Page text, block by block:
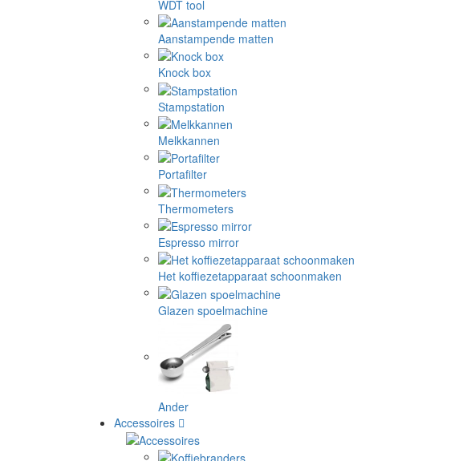
WDT tool
Aanstampende matten
Knock box
Stampstation
Melkkannen
Portafilter
Thermometers
Espresso mirror
Het koffiezetapparaat schoonmaken
Glazen spoelmachine
Ander
Accessoires